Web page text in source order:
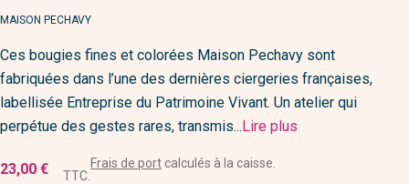
MARQUE
MAISON PECHAVY
Ces bougies fines et colorées Maison Pechavy sont
fabriquées dans l’une des dernières ciergeries françaises,
labellisée Entreprise du Patrimoine Vivant. Un atelier qui
perpétue des gestes rares, transmis...Lire plus
23,00 € TTC.
Frais de portcalculés à la caisse.